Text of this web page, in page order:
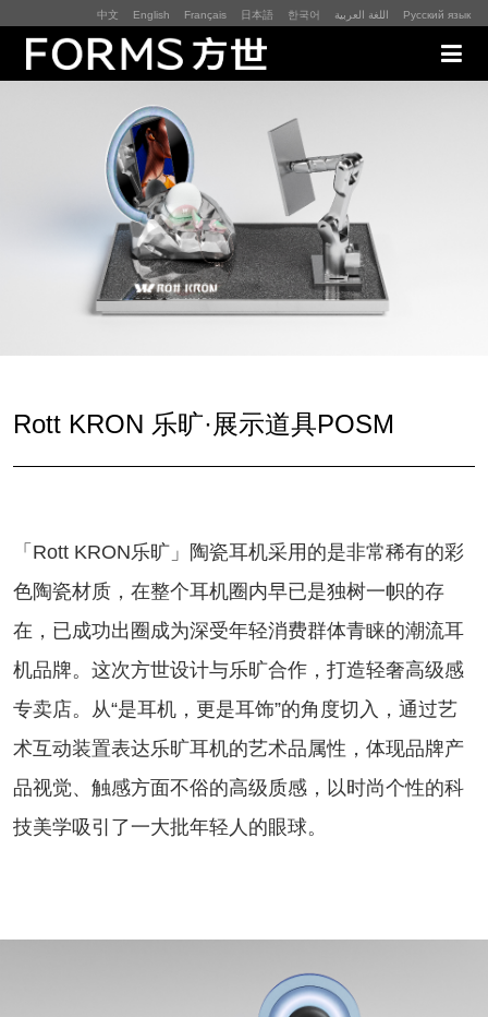
中文 English Français 日本語 한국어 اللغة العربية Русский язык
展厅展馆·EXHIBITION
零售终端与展示道具·SI&POSM
全球展会·EXPO
数字媒体与展项装置·CG&DVICE
首页
Rott KRON 乐旷·展示道具POSM
「Rott KRON乐旷」陶瓷耳机采用的是非常稀有的彩
色陶瓷材质，在整个耳机圈内早已是独树一帜的存
在，已成功出圈成为深受年轻消费群体青睐的潮流耳
机品牌。这次方世设计与乐旷合作，打造轻奢高级感
专卖店。从“是耳机，更是耳饰”的角度切入，通过艺
术互动装置表达乐旷耳机的艺术品属性，体现品牌产
品视觉、触感方面不俗的高级质感，以时尚个性的科
技美学吸引了一大批年轻人的眼球。